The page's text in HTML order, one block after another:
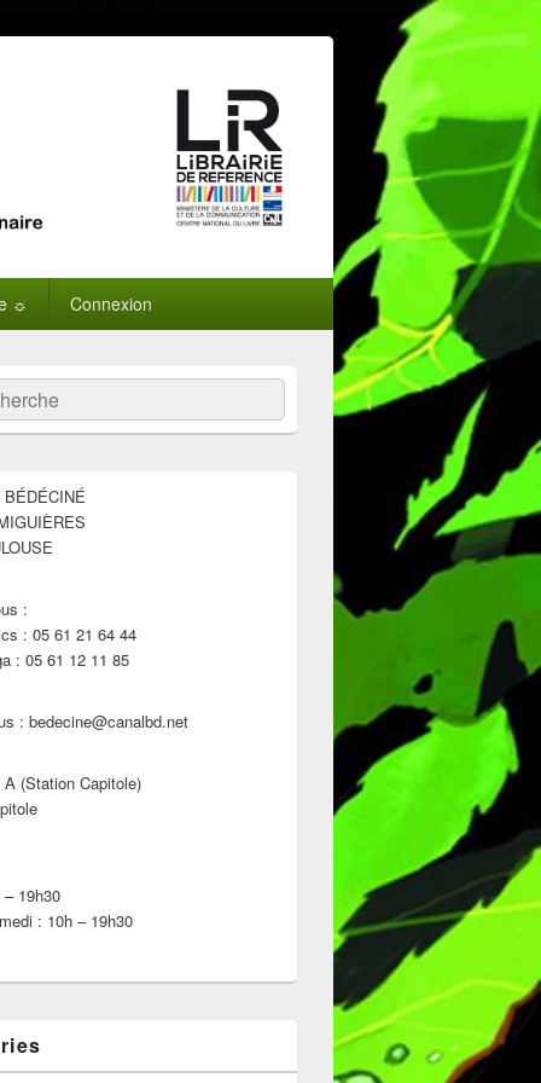
☼ Connexion
:
: 05 61 21 64 44
: 05 61 12 11 85
: bedecine@canalbd.net
A (Station Capitole)
19h30
: 10h – 19h30